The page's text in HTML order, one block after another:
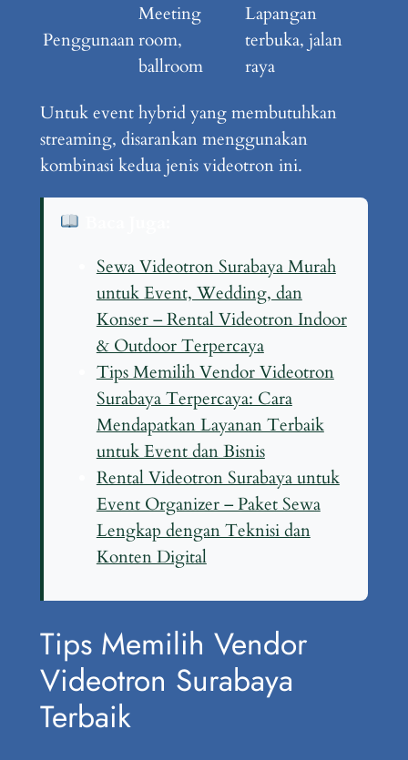
Penggunaan
Meeting
room,
ballroom
Lapangan
terbuka, jalan
raya
Untuk event hybrid yang membutuhkan
streaming, disarankan menggunakan
kombinasi kedua jenis videotron ini.
Sewa Videotron Surabaya Murah
untuk Event, Wedding, dan
Konser – Rental Videotron Indoor
& Outdoor Terpercaya
Tips Memilih Vendor Videotron
Surabaya Terpercaya: Cara
Mendapatkan Layanan Terbaik
untuk Event dan Bisnis
Rental Videotron Surabaya untuk
Event Organizer – Paket Sewa
Lengkap dengan Teknisi dan
Konten Digital
Tips Memilih Vendor
Videotron Surabaya
Terbaik